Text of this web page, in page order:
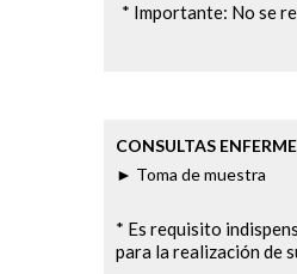
* Importante: No se
CONSULTAS
► Toma de muestra
* Es requisito
para la realización de